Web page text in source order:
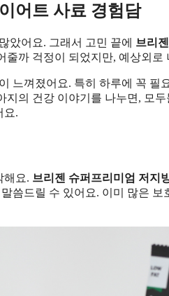
어트 사료 경험담
았어요. 그래서 고민 끝에 브리
줄까 걱정이 되었지만, 예상외로
느껴졌어요. 특히 하루에 꼭 필
지의 건강 이야기를 나누면, 모두
요.
해요. 브리젠 슈퍼프리미엄 저지
씀드릴 수 있어요. 이미 많은 보